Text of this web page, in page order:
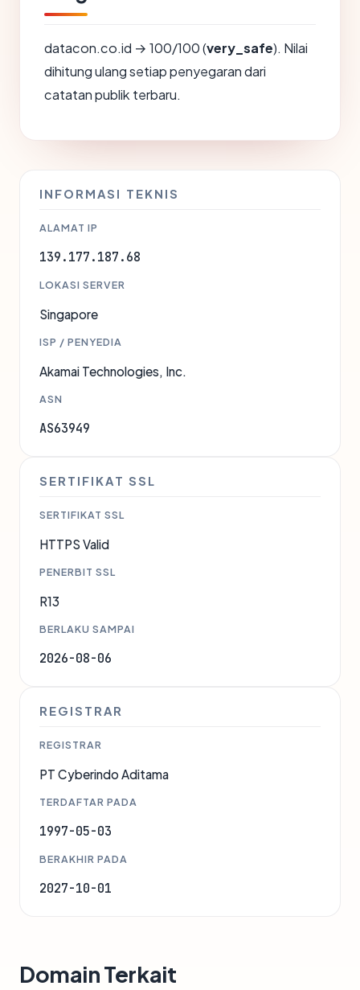
datacon.co.id → 100/100 (very_safe). Nilai
dihitung ulang setiap penyegaran dari
catatan publik terbaru.
INFORMASI TEKNIS
ALAMAT IP
139.177.187.68
LOKASI SERVER
Singapore
ISP / PENYEDIA
Akamai Technologies, Inc.
ASN
AS63949
SERTIFIKAT SSL
SERTIFIKAT SSL
HTTPS Valid
PENERBIT SSL
R13
BERLAKU SAMPAI
2026-08-06
REGISTRAR
REGISTRAR
PT Cyberindo Aditama
TERDAFTAR PADA
1997-05-03
BERAKHIR PADA
2027-10-01
Domain Terkait